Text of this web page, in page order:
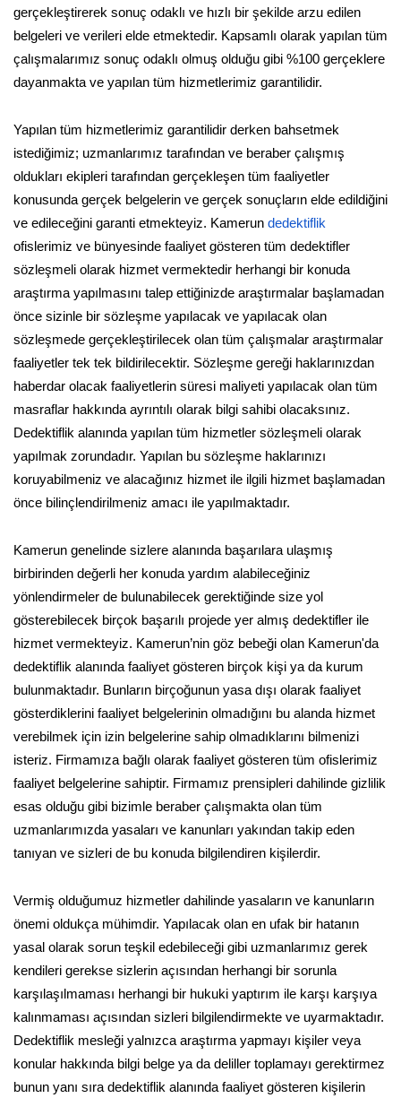
gerçekleştirerek sonuç odaklı ve hızlı bir şekilde arzu edilen
belgeleri ve verileri elde etmektedir. Kapsamlı olarak yapılan tüm
çalışmalarımız sonuç odaklı olmuş olduğu gibi %100 gerçeklere
dayanmakta ve yapılan tüm hizmetlerimiz garantilidir.
Yapılan tüm hizmetlerimiz garantilidir derken bahsetmek
istediğimiz; uzmanlarımız tarafından ve beraber çalışmış
oldukları ekipleri tarafından gerçekleşen tüm faaliyetler
konusunda gerçek belgelerin ve gerçek sonuçların elde edildiğini
ve edileceğini garanti etmekteyiz. Kamerun dedektiflik
ofislerimiz ve bünyesinde faaliyet gösteren tüm dedektifler
sözleşmeli olarak hizmet vermektedir herhangi bir konuda
araştırma yapılmasını talep ettiğinizde araştırmalar başlamadan
önce sizinle bir sözleşme yapılacak ve yapılacak olan
sözleşmede gerçekleştirilecek olan tüm çalışmalar araştırmalar
faaliyetler tek tek bildirilecektir. Sözleşme gereği haklarınızdan
haberdar olacak faaliyetlerin süresi maliyeti yapılacak olan tüm
masraflar hakkında ayrıntılı olarak bilgi sahibi olacaksınız.
Dedektiflik alanında yapılan tüm hizmetler sözleşmeli olarak
yapılmak zorundadır. Yapılan bu sözleşme haklarınızı
koruyabilmeniz ve alacağınız hizmet ile ilgili hizmet başlamadan
önce bilinçlendirilmeniz amacı ile yapılmaktadır.
Kamerun genelinde sizlere alanında başarılara ulaşmış
birbirinden değerli her konuda yardım alabileceğiniz
yönlendirmeler de bulunabilecek gerektiğinde size yol
gösterebilecek birçok başarılı projede yer almış dedektifler ile
hizmet vermekteyiz. Kamerun’nin göz bebeği olan Kamerun'da
dedektiflik alanında faaliyet gösteren birçok kişi ya da kurum
bulunmaktadır. Bunların birçoğunun yasa dışı olarak faaliyet
gösterdiklerini faaliyet belgelerinin olmadığını bu alanda hizmet
verebilmek için izin belgelerine sahip olmadıklarını bilmenizi
isteriz. Firmamıza bağlı olarak faaliyet gösteren tüm ofislerimiz
faaliyet belgelerine sahiptir. Firmamız prensipleri dahilinde gizlilik
esas olduğu gibi bizimle beraber çalışmakta olan tüm
uzmanlarımızda yasaları ve kanunları yakından takip eden
tanıyan ve sizleri de bu konuda bilgilendiren kişilerdir.
Vermiş olduğumuz hizmetler dahilinde yasaların ve kanunların
önemi oldukça mühimdir. Yapılacak olan en ufak bir hatanın
yasal olarak sorun teşkil edebileceği gibi uzmanlarımız gerek
kendileri gerekse sizlerin açısından herhangi bir sorunla
karşılaşılmaması herhangi bir hukuki yaptırım ile karşı karşıya
kalınmaması açısından sizleri bilgilendirmekte ve uyarmaktadır.
Dedektiflik mesleği yalnızca araştırma yapmayı kişiler veya
konular hakkında bilgi belge ya da deliller toplamayı gerektirmez
bunun yanı sıra dedektiflik alanında faaliyet gösteren kişilerin